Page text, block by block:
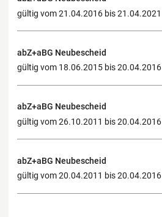
gültig vom 21.04.2016 bis 21.04.2021
abZ+aBG Neubescheid
gültig vom 18.06.2015 bis 20.04.2016
abZ+aBG Neubescheid
gültig vom 26.10.2011 bis 20.04.2016
abZ+aBG Neubescheid
gültig vom 20.04.2011 bis 20.04.2016